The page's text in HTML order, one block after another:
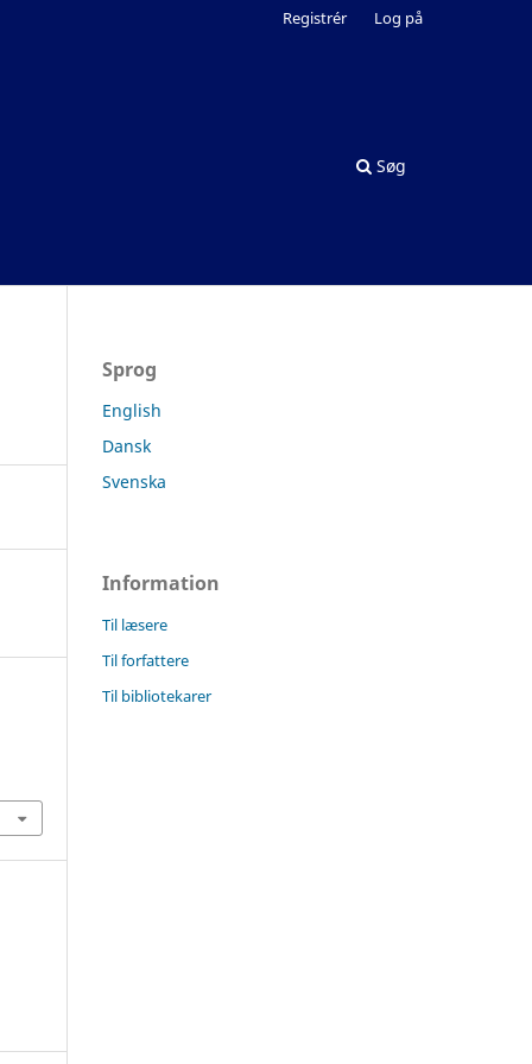
Søg
Registrér Log på
Sprog
English
Dansk
Svenska
Information
Til læsere
Til forfattere
Til bibliotekarer